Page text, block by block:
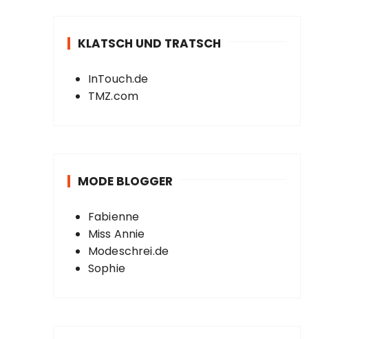
KLATSCH UND TRATSCH
InTouch.de
TMZ.com
MODE BLOGGER
Fabienne
Miss Annie
Modeschrei.de
Sophie